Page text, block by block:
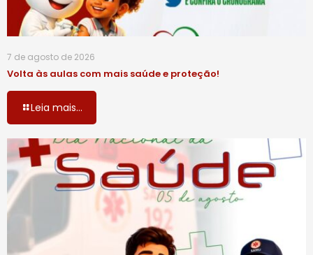
7 de agosto de 2026
Volta às aulas com mais saúde e proteção!
Leia mais...